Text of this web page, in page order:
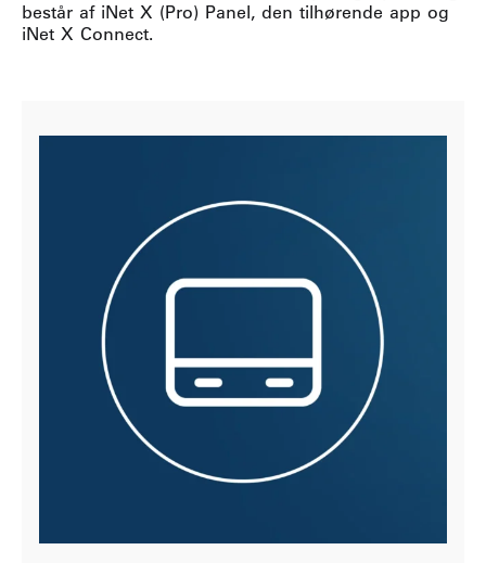
består af iNet X (Pro) Panel, den tilhørende app og
iNet X Connect.